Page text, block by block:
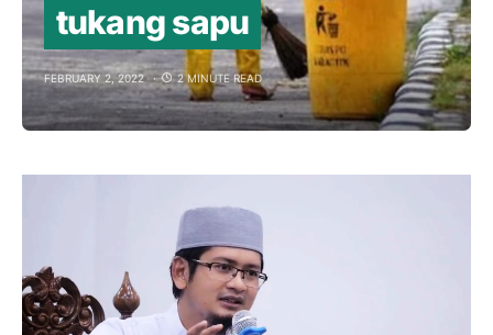
tukang sapu
FEBRUARY 2, 2022 2 MINUTE READ